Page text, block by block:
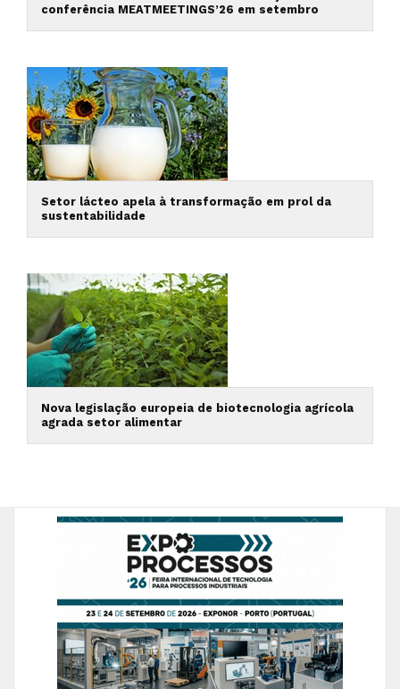
conferência MEATMEETINGS’26 em setembro
Setor lácteo apela à transformação em prol da
sustentabilidade
Nova legislação europeia de biotecnologia agrícola
agrada setor alimentar